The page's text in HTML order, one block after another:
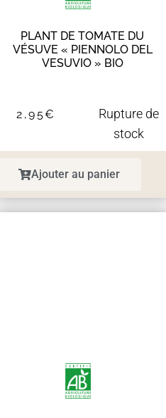
PLANT DE TOMATE DU
VÉSUVE « PIENNOLO DEL
VESUVIO » BIO
2,95€
Rupture de
stock
Ajouter au panier